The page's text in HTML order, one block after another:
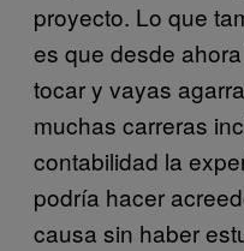
proyecto. Lo que
es que desde
tocar y vayas
muchas carreras
contabilidad la
podría hacer
causa sin haber